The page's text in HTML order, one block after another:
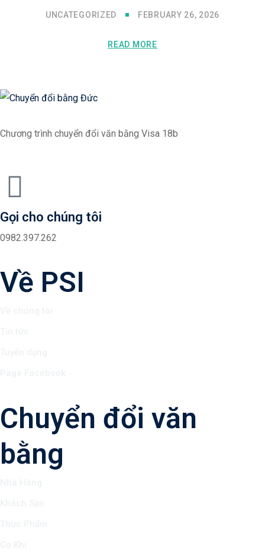
UNCATEGORIZED FEBRUARY 26, 2026
READ MORE
Chương trình chuyển đổi văn bằng Visa 18b
Gọi cho chúng tôi
0982.397.262
Về PSI
Chuyển đổi văn
bằng